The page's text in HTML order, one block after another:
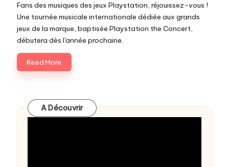
Fans des musiques des jeux Playstation, réjouissez-vous !
Une tournée musicale internationale dédiée aux grands
jeux de la marque, baptisée Playstation the Concert,
débutera dès l'année prochaine.
Read More
A Découvrir